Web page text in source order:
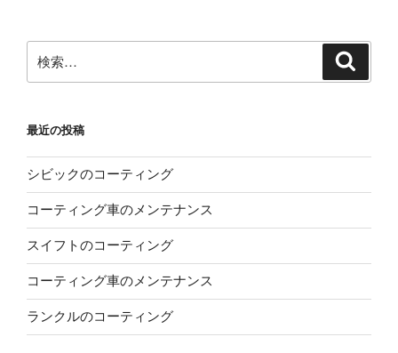
ン
索:
最近の投稿
シビックのコーティング
コーティング車のメンテナンス
スイフトのコーティング
コーティング車のメンテナンス
ランクルのコーティング